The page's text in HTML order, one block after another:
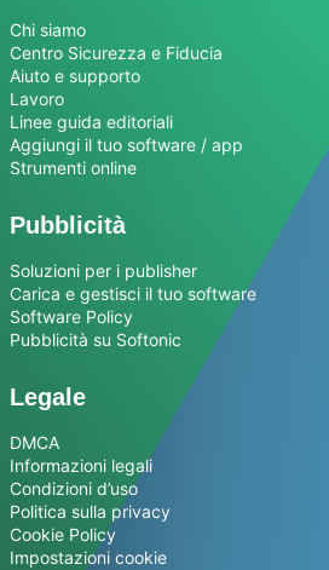
Chi siamo
Centro Sicurezza e Fiducia
Aiuto e supporto
Lavoro
Linee guida editoriali
Aggiungi il tuo software / app
Strumenti online
Pubblicità
Soluzioni per i publisher
Carica e gestisci il tuo software
Software Policy
Pubblicità su Softonic
Legale
DMCA
Informazioni legali
Condizioni d’uso
Politica sulla privacy
Cookie Policy
Impostazioni cookie